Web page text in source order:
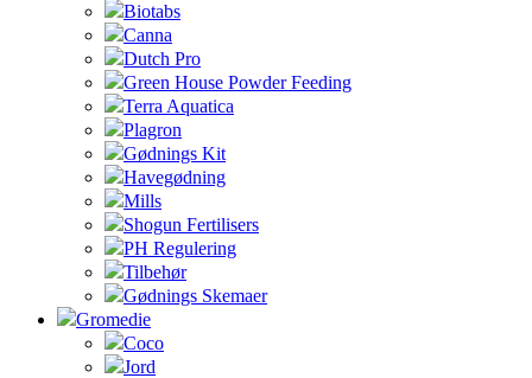
Biotabs
Canna
Dutch Pro
Green House Powder Feeding
Terra Aquatica
Plagron
Gødnings Kit
Havegødning
Mills
Shogun Fertilisers
PH Regulering
Tilbehør
Gødnings Skemaer
Gromedie
Coco
Jord